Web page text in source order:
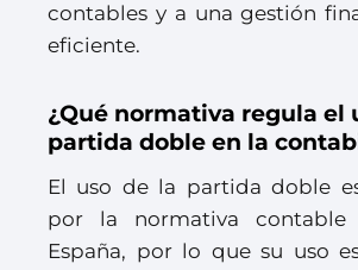
contables y a una gestión
eficiente.
¿Qué normativa regula el
partida doble en la
El uso de la partida doble
por la normativa
España, por lo que su uso